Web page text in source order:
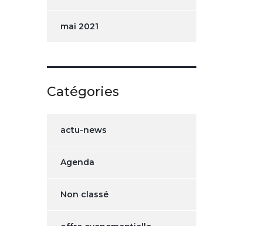
mai 2021
Catégories
actu-news
Agenda
Non classé